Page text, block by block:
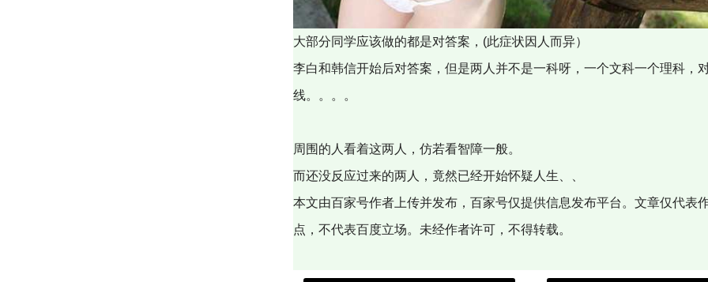
大部分同学应该做的都是对答案，(此症状因人而异）
李白和韩信开始后对答案，但是两人并不是一科呀，一个文科一个理科，
线。。。。
周围的人看着这两人，仿若看智障一般。
而还没反应过来的两人，竟然已经开始怀疑人生、、
本文由百家号作者上传并发布，百家号仅提供信息发布平台。文章仅代表
点，不代表百度立场。未经作者许可，不得转载。